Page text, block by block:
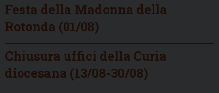
Festa della Madonna della
Rotonda (01/08)
Chiusura uffici della Curia
diocesana (13/08-30/08)